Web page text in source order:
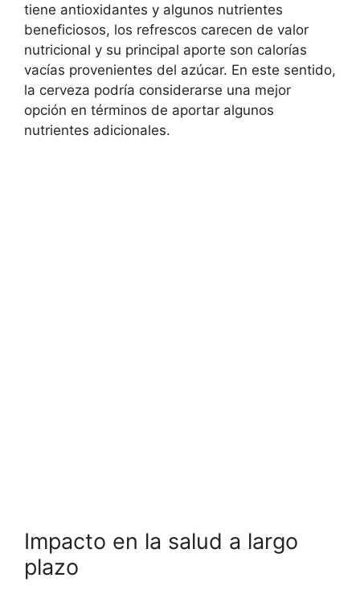
tiene antioxidantes y algunos nutrientes
beneficiosos, los refrescos carecen de valor
nutricional y su principal aporte son calorías
vacías provenientes del azúcar. En este sentido,
la cerveza podría considerarse una mejor
opción en términos de aportar algunos
nutrientes adicionales.
Impacto en la salud a largo
plazo